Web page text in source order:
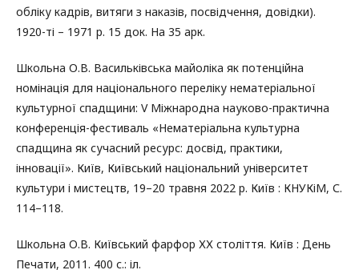
обліку кадрів, витяги з наказів, посвідчення, довідки).
1920-ті – 1971 р. 15 док. На 35 арк.
Школьна О.В. Васильківська майоліка як потенційна
номінація для національного переліку нематеріальної
культурної спадщини: V Міжнародна науково-практична
конференція-фестиваль «Нематеріальна культурна
спадщина як сучасний ресурс: досвід, практики,
інновації». Київ, Київський національний університет
культури і мистецтв, 19–20 травня 2022 р. Київ : КНУКіМ, С.
114–118.
Школьна О.В. Київський фарфор ХХ століття. Київ : День
Печати, 2011. 400 с.: іл.